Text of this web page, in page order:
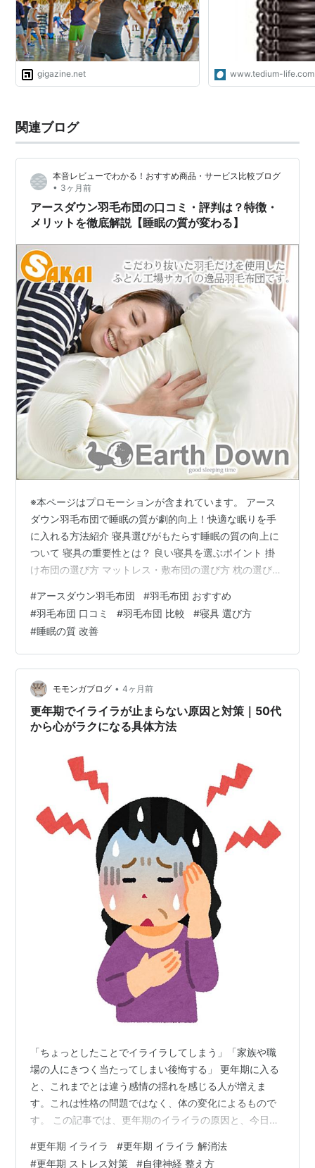
gigazine.net www.tedium-life.com
関連ブログ
本音レビューでわかる！おすすめ商品・サービス比較ブログ
• 3ヶ月前
アースダウン羽毛布団の口コミ・評判は？特徴・
メリットを徹底解説【睡眠の質が変わる】
※本ページはプロモーションが含まれています。 アース
ダウン羽毛布団で睡眠の質が劇的向上！快適な眠りを手
に入れる方法紹介 寝具選びがもたらす睡眠の質の向上に
ついて 寝具の重要性とは？ 良い寝具を選ぶポイント 掛
け布団の選び方 マットレス・敷布団の選び方 枕の選び方
た寝具で、最高の睡眠を！ アースダウン羽毛布団の特徴
高品質なホワイトダックダウンを使用 軽量なのに暖かい
通気性・吸湿性に優れた生地 日本製の安心品質 8ヶ所ル
ープ付きでズレにくい サイズ・価格のバリエーション 口
コミでも高評価！ まとめ：アースダウン羽毛布団はこん
な人におすすめ…
#アースダウン羽毛布団 #羽毛布団 おすすめ
#羽毛布団 口コミ #羽毛布団 比較 #寝具 選び方
#睡眠の質 改善
モモンガブログ • 4ヶ月前
更年期でイライラが止まらない原因と対策｜50代
から心がラクになる具体方法
「ちょっとしたことでイライラしてしまう」「家族や職
場の人にきつく当たってしまい後悔する」 更年期に入る
と、これまでとは違う感情の揺れを感じる人が増えま
す。これは性格の問題ではなく、体の変化によるもので
す。 この記事では、更年期のイライラの原因と、今日か
50代、更年期の不調に悩んだときに読む本5選を紹介し
#更年期 イライラ #更年期 イライラ 解消法
#更年期 ストレス対策 #自律神経 整え方